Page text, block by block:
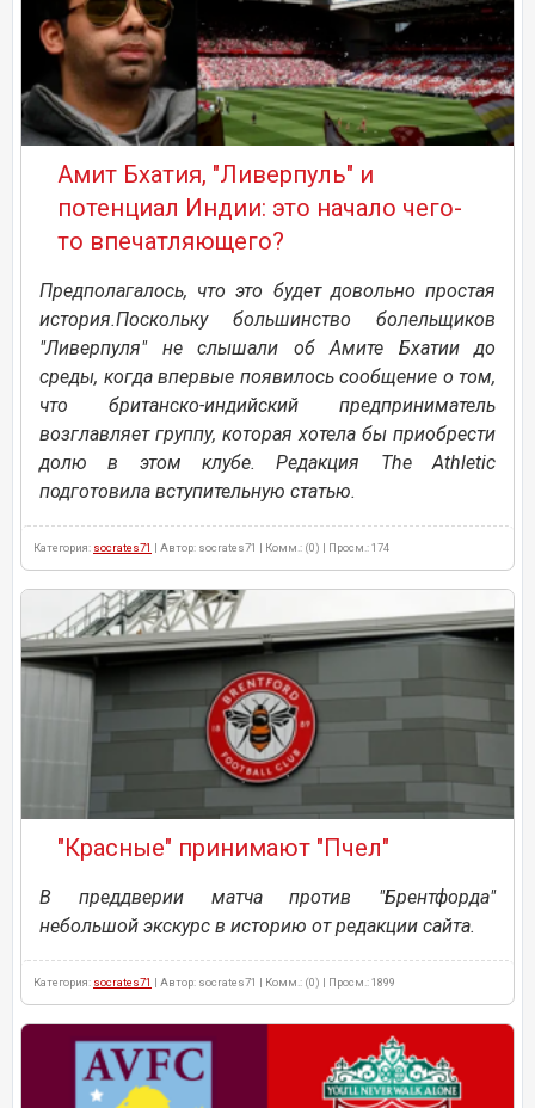
Амит Бхатия, "Ливерпуль" и
потенциал Индии: это начало чего-
то впечатляющего?
Предполагалось, что это будет довольно простая
история.Поскольку большинство болельщиков
"Ливерпуля" не слышали об Амите Бхатии до
среды, когда впервые появилось сообщение о том,
что британско-индийский предприниматель
возглавляет группу, которая хотела бы приобрести
долю в этом клубе. Редакция The Athletic
подготовила вступительную статью.
Категория: socrates71 | Автор: socrates71 | Комм.: (0) | Просм.: 174
"Красные" принимают "Пчел"
В преддверии матча против "Брентфорда"
небольшой экскурс в историю от редакции сайта.
Категория: socrates71 | Автор: socrates71 | Комм.: (0) | Просм.: 1899